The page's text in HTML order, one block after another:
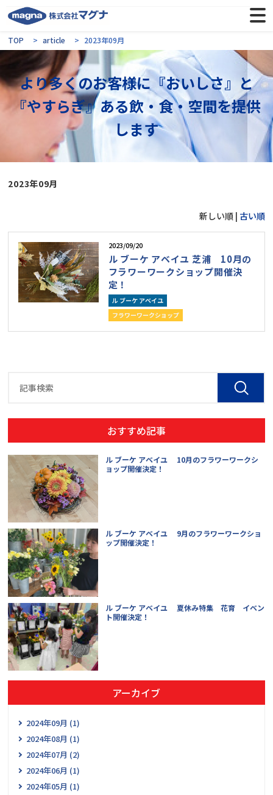
TOP article 2023年09月
より多くのお客様に『おいしさ』と
『やすらぎ』ある飲・食・空間を提供
します
2023年09月
新しい順 | 古い順
2023/09/20
ル ブーケ アベイユ 芝浦 10月の
フラワーワークショップ開催決
定！
ル ブーケ アベイユ
フラワーワークショップ
おすすめ記事
ル ブーケ アベイユ 10月のフラワーワークシ
ョップ開催決定！
ル ブーケ アベイユ 9月のフラワーワークショ
ップ開催決定！
ル ブーケ アベイユ 夏休み特集 花育 イベン
ト開催決定！
アーカイブ
2024年09月 (1)
2024年08月 (1)
2024年07月 (2)
2024年06月 (1)
2024年05月 (1)